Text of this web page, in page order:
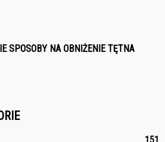
SPOSOBY NA OBNIŻENIE TĘTNA